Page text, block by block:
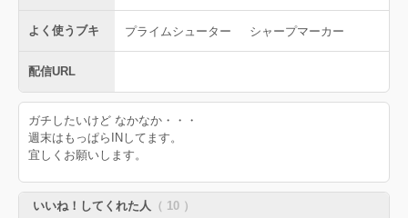
よく使うブキ プライムシューター シャープマーカー
配信URL
ガチしたいけど なかなか・・・
週末はもっぱらINしてます。
宜しくお願いします。
いいね！してくれた人 （ 10 ）